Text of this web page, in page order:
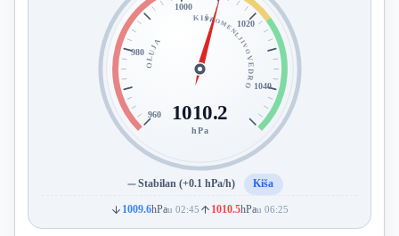
960
980
1000
1020
1040
OLUJA
KIŠAPROMENLJIVO
VEDRO
1010.2
hPa
Stabilan (+0.1 hPa/h) Kiša
1009.6hPau 02:45 1010.5hPau 06:25